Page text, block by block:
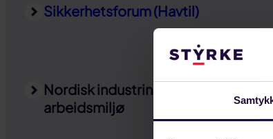
Sikkerhetsforum (Havtil)
Nordisk industrinettverk for
arbeidsmiljø